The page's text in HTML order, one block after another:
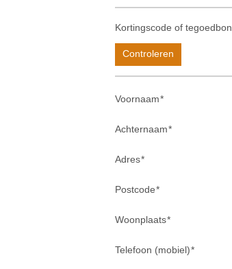
Kortingscode of tegoedbon
Controleren
Voornaam
Achternaam
Adres
Postcode
Woonplaats
Telefoon (mobiel)